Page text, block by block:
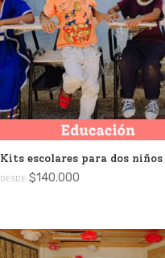
Kits escolares para dos niños
DESDE:$140.000